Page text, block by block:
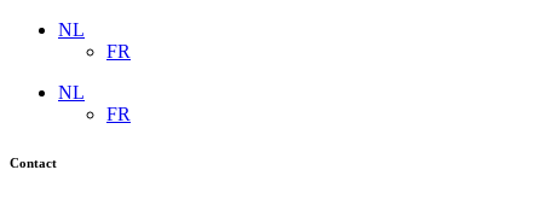
NL
FR
NL
FR
Contact